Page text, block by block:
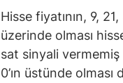
Hisse fiyatının, 9,
üzerinde olması
sat sinyali vermemiş
0’ın üstünde